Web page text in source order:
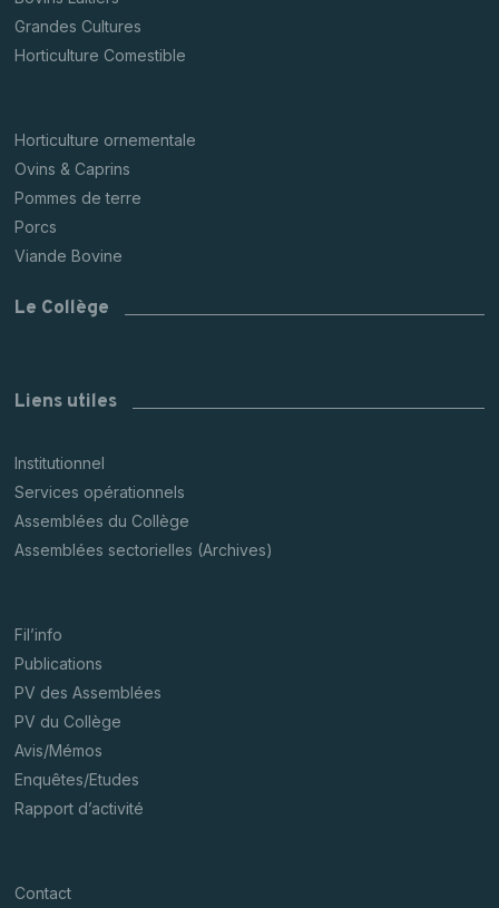
Grandes Cultures
Horticulture Comestible
Horticulture ornementale
Ovins & Caprins
Pommes de terre
Porcs
Viande Bovine
Le Collège
Liens utiles
Institutionnel
Services opérationnels
Assemblées du Collège
Assemblées sectorielles (Archives)
Fil’info
Publications
PV des Assemblées
PV du Collège
Avis/Mémos
Enquêtes/Etudes
Rapport d’activité
Contact